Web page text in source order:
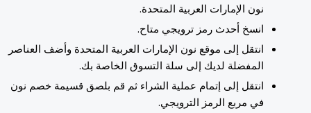
نون الإمارات العربية المتحدة.
انسخ أحدث رمز ترويجي متاح.
انتقل إلى موقع نون الإمارات العربية المتحدة وأضف العناصر
المفضلة لديك إلى سلة التسوق الخاصة بك.
انتقل إلى إتمام عملية الشراء ثم قم بلصق قسيمة خصم نون
في مربع الرمز الترويجي.